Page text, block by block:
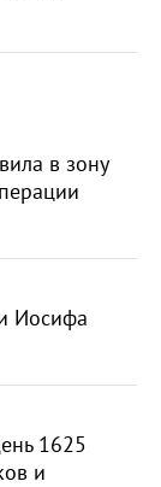
в зону
Иосифа
1625
и